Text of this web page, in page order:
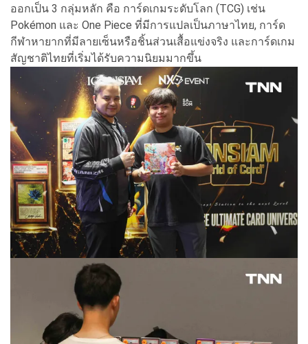
ออกเป็น 3 กลุ่มหลัก คือ การ์ดเกมระดับโลก (TCG) เช่น
Pokémon และ One Piece ที่มีการแปลเป็นภาษาไทย, การ์ด
กีฬาหายากที่มีลายเซ็นหรือชิ้นส่วนเสื้อแข่งจริง และการ์ดเกม
สัญชาติไทยที่เริ่มได้รับความนิยมมากขึ้น